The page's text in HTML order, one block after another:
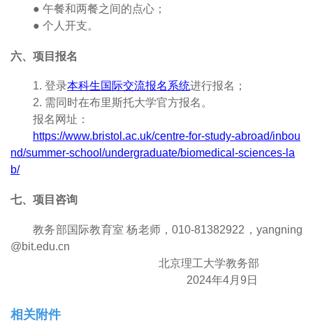
● 午餐和两餐之间的点心；
● 个人开支。
六、项目报名
1. 登录本科生国际交流报名系统进行报名；
2. 需同时在布里斯托大学官方报名。
报名网址：
https://www.bristol.ac.uk/centre-for-study-abroad/inbou
nd/summer-school/undergraduate/biomedical-sciences-la
b/
七、项目咨询
教务部国际教育室 杨老师，010-81382922 ，yangning
@bit.edu.cn
北京理工大学教务部
2024年4月 9 日
相关附件